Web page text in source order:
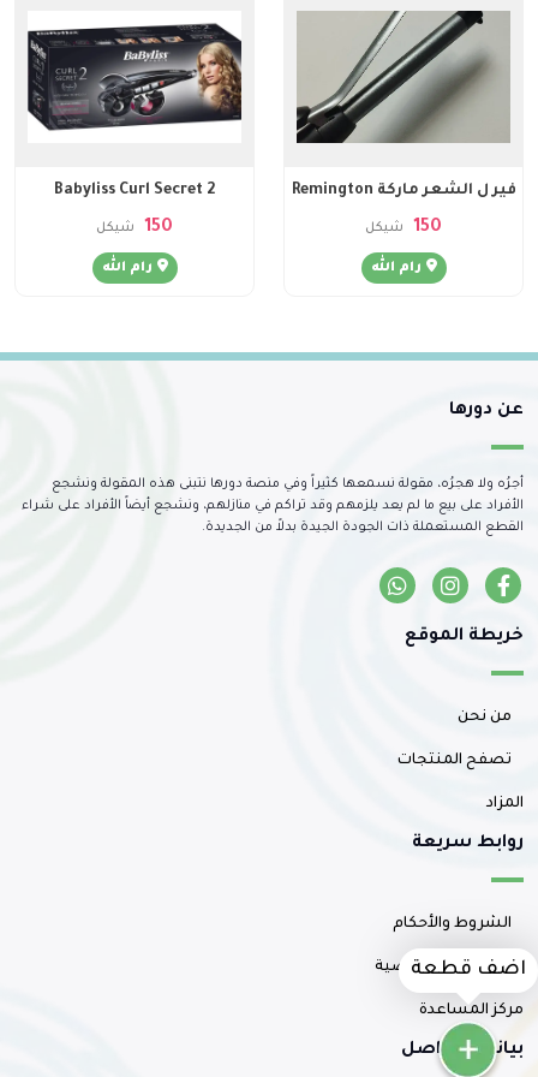
اضف قطعة
فير ل الشعر ماركة Remington
150 شيكل
رام الله
Babyliss Curl Secret 2
150 شيكل
رام الله
عن دورها
أجرُه ولا هجرُه، مقولة نسمعها كثيراً وفي منصة دورها نتبنى هذه المقولة ونشجع
الأفراد على بيع ما لم يعد يلزمهم وقد تراكم في منازلهم، ونشجع أيضاً الأفراد على شراء
القطع المستعملة ذات الجودة الجيدة بدلاً من الجديدة.
خريطة الموقع
من نحن
تصفح المنتجات
المزاد
روابط سريعة
الشروط والأحكام
سياسة الخصوصية
مركز المساعدة
بيانات التواصل